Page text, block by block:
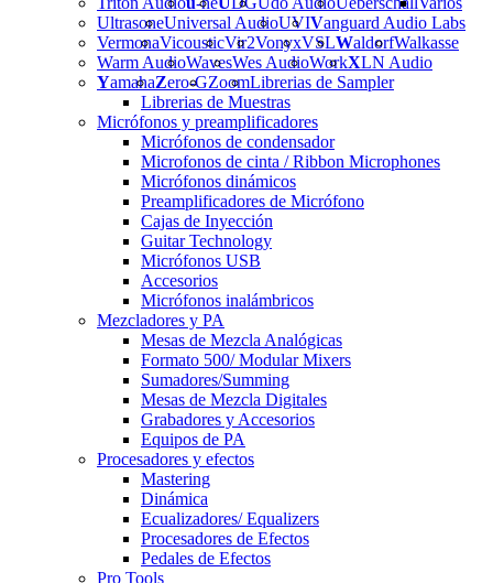
UltrasoneUniversal AudioUVIVanguard Audio Labs
VermonaVicousticVir2VonyxVSLWaldorfWalkasse
Warm AudioWavesWes AudioWorkXLN Audio
YamahaZero-GZoomLibrerias de Sampler
Librerias de Muestras
Micrófonos y preamplificadores
Micrófonos de condensador
Microfonos de cinta / Ribbon Microphones
Micrófonos dinámicos
Preamplificadores de Micrófono
Cajas de Inyección
Guitar Technology
Micrófonos USB
Accesorios
Micrófonos inalámbricos
Mezcladores y PA
Mesas de Mezcla Analógicas
Formato 500/ Modular Mixers
Sumadores/Summing
Mesas de Mezcla Digitales
Grabadores y Accesorios
Equipos de PA
Procesadores y efectos
Mastering
Dinámica
Ecualizadores/ Equalizers
Procesadores de Efectos
Pedales de Efectos
Pro Tools